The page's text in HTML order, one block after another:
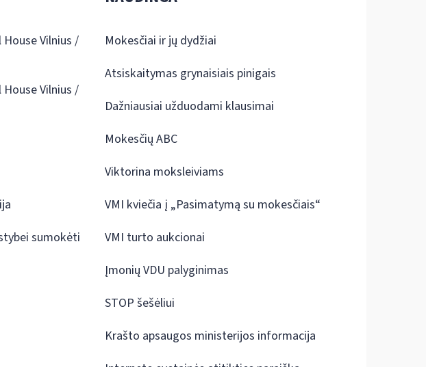
Vilnius /
Vilnius /
sumokėti
Mokesčiai ir jų dydžiai
Atsiskaitymas grynaisiais pinigais
Dažniausiai užduodami klausimai
Mokesčių ABC
Viktorina moksleiviams
VMI kviečia į „Pasimatymą su mokesčiais“
VMI turto aukcionai
Įmonių VDU palyginimas
STOP šešėliui
Krašto apsaugos ministerijos informacija